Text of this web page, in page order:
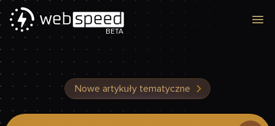
BETA
Nowe artykuły tematyczne
Podaj domenę, by sprawdzić, czy Twoja strona jest szybka